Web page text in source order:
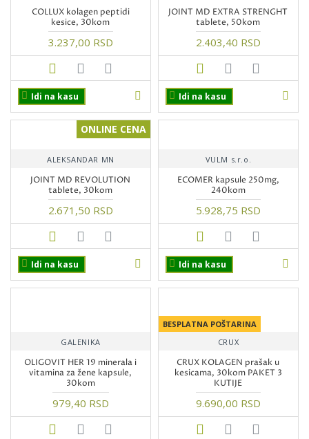
COLLUX kolagen peptidi
kesice, 30kom
3.237,00 RSD
Idi na kasu
JOINT MD EXTRA STRENGHT
tablete, 50kom
2.403,40 RSD
Idi na kasu
ONLINE CENA
ALEKSANDAR MN
JOINT MD REVOLUTION
tablete, 30kom
2.671,50 RSD
Idi na kasu
VULM s.r.o.
ECOMER kapsule 250mg,
240kom
5.928,75 RSD
Idi na kasu
GALENIKA
OLIGOVIT HER 19 minerala i
vitamina za žene kapsule,
30kom
979,40 RSD
BESPLATNA POŠTARINA
CRUX
CRUX KOLAGEN prašak u
kesicama, 30kom PAKET 3
KUTIJE
9.690,00 RSD